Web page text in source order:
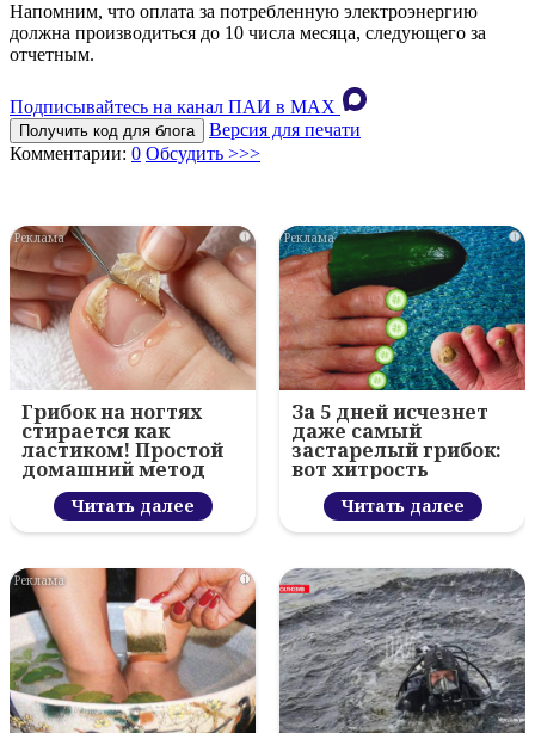
Напомним, что оплата за потребленную электроэнергию
должна производиться до 10 числа месяца, следующего за
отчетным.
Подписывайтесь на канал ПАИ в MAХ
Получить код для блога
Версия для печати
Комментарии: 0 Обсудить >>>
i
Грибок на ногтях
стирается как
ластиком! Простой
домашний метод
Читать далее
i
За 5 дней исчезнет
даже самый
застарелый грибок:
вот хитрость
Читать далее
i